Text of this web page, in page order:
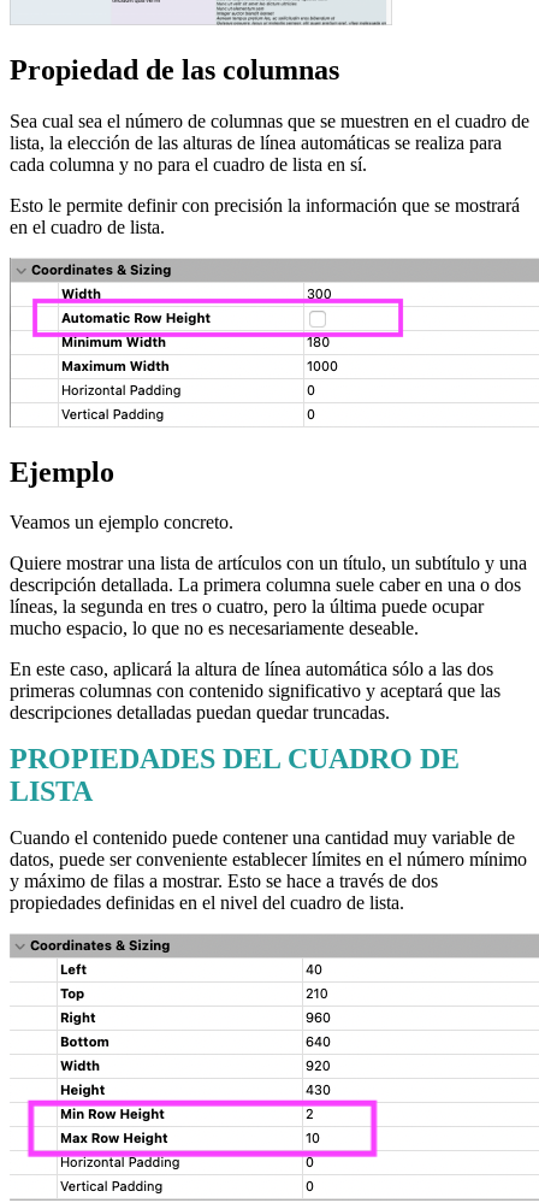
Propiedad de las columnas
Sea cual sea el número de columnas que se muestren en el cuadro de
lista, la elección de las alturas de línea automáticas se realiza para
cada columna y no para el cuadro de lista en sí.
Esto le permite definir con precisión la información que se mostrará
en el cuadro de lista.
Ejemplo
Veamos un ejemplo concreto.
Quiere mostrar una lista de artículos con un título, un subtítulo y una
descripción detallada. La primera columna suele caber en una o dos
líneas, la segunda en tres o cuatro, pero la última puede ocupar
mucho espacio, lo que no es necesariamente deseable.
En este caso, aplicará la altura de línea automática sólo a las dos
primeras columnas con contenido significativo y aceptará que las
descripciones detalladas puedan quedar truncadas.
PROPIEDADES DEL CUADRO DE
LISTA
Cuando el contenido puede contener una cantidad muy variable de
datos, puede ser conveniente establecer límites en el número mínimo
y máximo de filas a mostrar. Esto se hace a través de dos
propiedades definidas en el nivel del cuadro de lista.